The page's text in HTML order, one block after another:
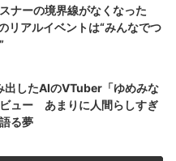
ナーの境界線がなくなった
リアルイベントは“みんなでつ
出したAIのVTuber「ゆめみな
ュー あまりに人間らしすぎ
る夢